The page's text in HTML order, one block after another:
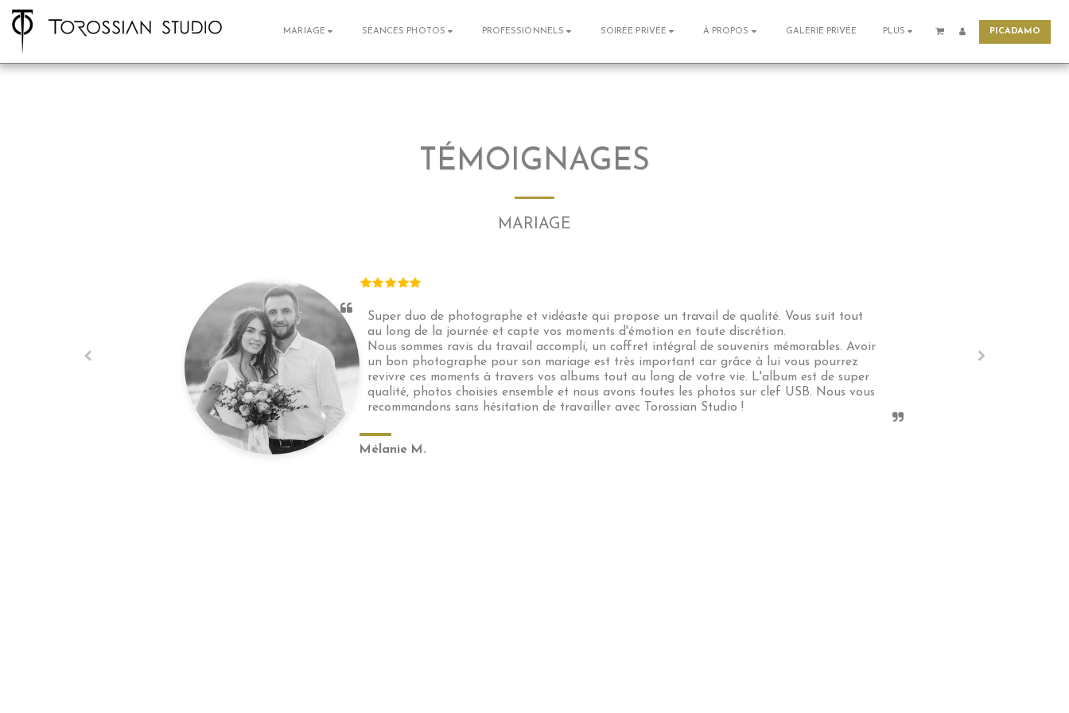
MARIAGE SÉANCES PHOTOS PROFESSIONNELS SOIRÉE PRIVÉE À PROPOS GALERIE PRIVÉE PLUS PICADAMO
TÉMOIGNAGES
MARIAGE
Super duo de photographe et vidéaste qui propose un travail de qualité. Vous suit tout
au long de la journée et capte vos moments d'émotion en toute discrétion.
Nous sommes ravis du travail accompli, un coffret intégral de souvenirs mémorables. Avoir
un bon photographe pour son mariage est très important car grâce à lui vous pourrez
revivre ces moments à travers vos albums tout au long de votre vie. L'album est de super
qualité, photos choisies ensemble et nous avons toutes les photos sur clef USB. Nous vous
recommandons sans hésitation de travailler avec Torossian Studio !
Mélanie M.